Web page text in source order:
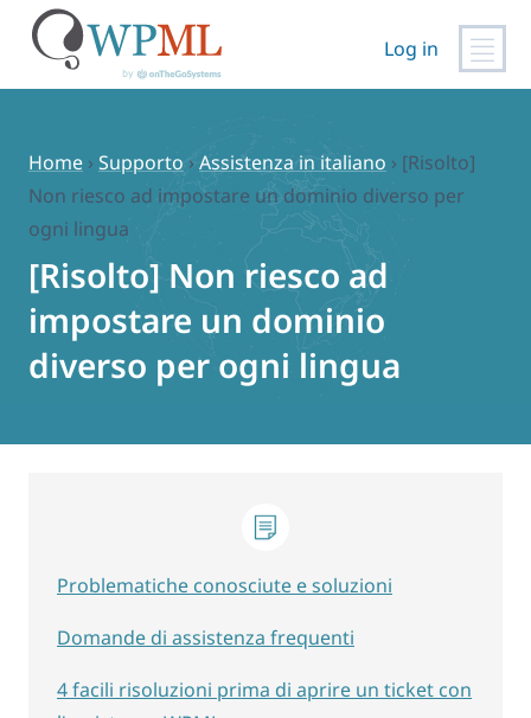
contenuto
Log in
Home › Supporto › Assistenza in italiano › [Risolto]
Non riesco ad impostare un dominio diverso per
ogni lingua
[Risolto] Non riesco ad
impostare un dominio
diverso per ogni lingua
Problematiche conosciute e soluzioni
Domande di assistenza frequenti
4 facili risoluzioni prima di aprire un ticket con